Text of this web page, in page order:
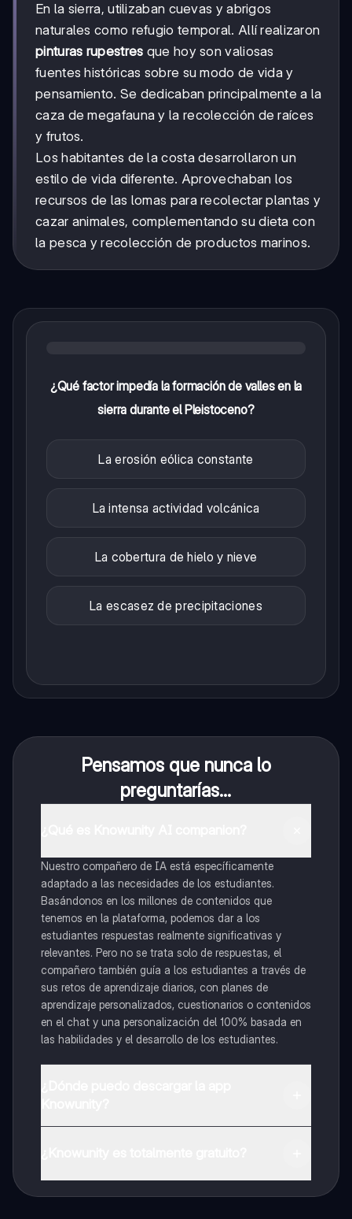
En la sierra, utilizaban cuevas y abrigos
naturales como refugio temporal. Allí realizaron
pinturas rupestres que hoy son valiosas
fuentes históricas sobre su modo de vida y
pensamiento. Se dedicaban principalmente a la
caza de megafauna y la recolección de raíces
y frutos.
Los habitantes de la costa desarrollaron un
estilo de vida diferente. Aprovechaban los
recursos de las lomas para recolectar plantas y
cazar animales, complementando su dieta con
la pesca y recolección de productos marinos.
¿Qué factor impedía la formación de valles en la
sierra durante el Pleistoceno?
La erosión eólica constante
La intensa actividad volcánica
La cobertura de hielo y nieve
La escasez de precipitaciones
Pensamos que nunca lo
preguntarías...
Nuestro compañero de IA está específicamente
adaptado a las necesidades de los estudiantes.
Basándonos en los millones de contenidos que
tenemos en la plataforma, podemos dar a los
estudiantes respuestas realmente significativas y
relevantes. Pero no se trata solo de respuestas, el
compañero también guía a los estudiantes a través de
sus retos de aprendizaje diarios, con planes de
aprendizaje personalizados, cuestionarios o contenidos
en el chat y una personalización del 100% basada en
las habilidades y el desarrollo de los estudiantes.